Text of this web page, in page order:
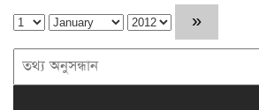
রাঙামাটির কল্যাণপুরে বৈদ্যুতিক শর্ট সার্কিটে
রাঙামাটিতে “ফিরে দেখা রক্তঝরা জুলাই-আগস্ট
শীর্ষক “কথকতা” অনুষ্ঠান অনুষ্ঠিত